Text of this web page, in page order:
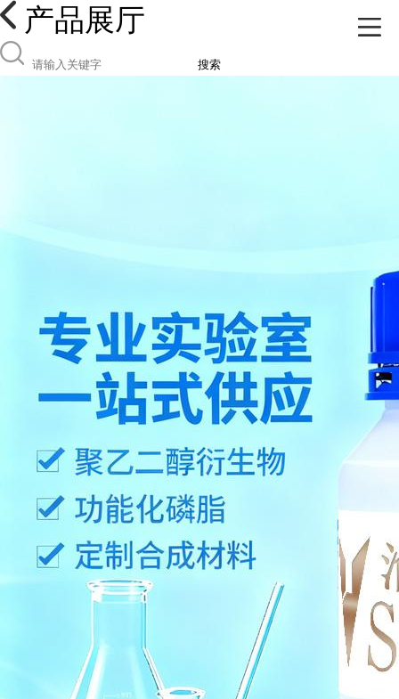
产品展厅
搜索